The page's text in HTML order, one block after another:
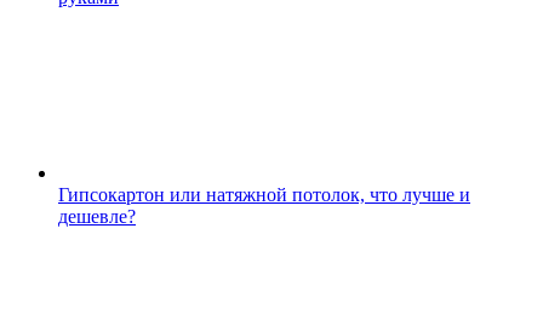
Гипсокартон или натяжной потолок, что лучше и
дешевле?